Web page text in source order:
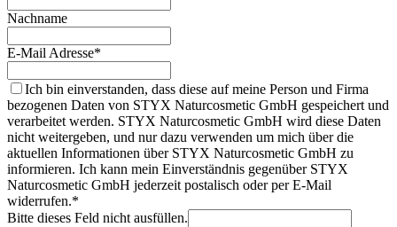
Nachname
E-Mail Adresse*
Ich bin einverstanden, dass diese auf meine Person und Firma
bezogenen Daten von STYX Naturcosmetic GmbH gespeichert und
verarbeitet werden. STYX Naturcosmetic GmbH wird diese Daten
nicht weitergeben, und nur dazu verwenden um mich über die
aktuellen Informationen über STYX Naturcosmetic GmbH zu
informieren. Ich kann mein Einverständnis gegenüber STYX
Naturcosmetic GmbH jederzeit postalisch oder per E-Mail
widerrufen.*
Bitte dieses Feld nicht ausfüllen.